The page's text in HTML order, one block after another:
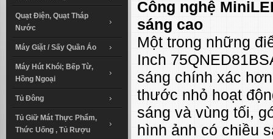
Quạt Điện, Quạt Tháp
Nước
Máy Giặt / Sấy Quần Áo
Máy Hút Khói; Bếp Từ,
Hồng Ngoại
Tủ Đông
Tủ Giữ Mát Thực Phẩm,
Thức Uống , Tủ Rượu
Công nghệ
sáng cao
Một trong những
Inch
sáng chính xác
thước nhỏ hoạt
sáng và vùng tối,
hình ảnh có chiều